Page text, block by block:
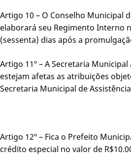
Artigo 10 – O Conselho Municipal
elaborará seu Regimento Interno
(sessenta) dias após a
Artigo 11º – A Secretaria
estejam afetas as atribuições
Secretaria Municipal de
Artigo 12º – Fica o Prefeito
crédito especial no valor de